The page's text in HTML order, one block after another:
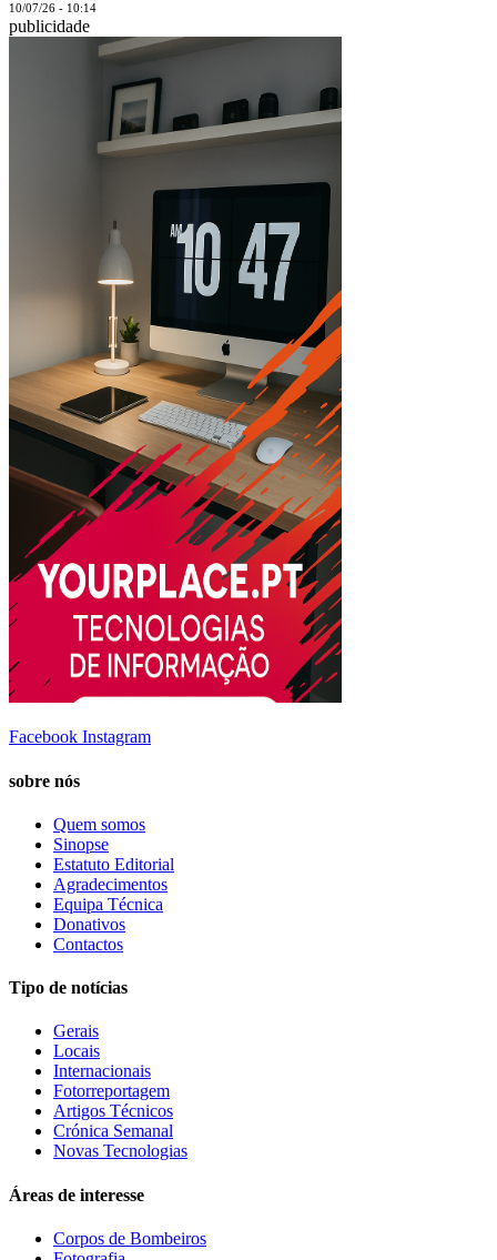
10/07/26 - 10:14
publicidade
Facebook Instagram
sobre nós
Quem somos
Sinopse
Estatuto Editorial
Agradecimentos
Equipa Técnica
Donativos
Contactos
Tipo de notícias
Gerais
Locais
Internacionais
Fotorreportagem
Artigos Técnicos
Crónica Semanal
Novas Tecnologias
Áreas de interesse
Corpos de Bombeiros